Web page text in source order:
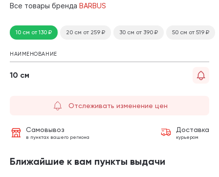
Все товары бренда BARBUS
10 см от 130₽ 20 см от 259 ₽ 30 см от 390 ₽ 50 см от 519 ₽
НАИМЕНОВАНИЕ
10 см
Отслеживать изменение цен
Самовывоз
в пунктах вашего региона
Доставка
курьером
Ближайшие к вам пункты выдачи